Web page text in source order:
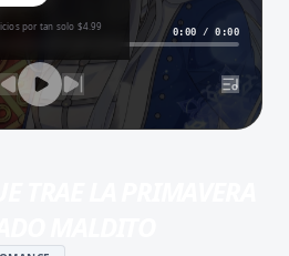
por tan solo $4.99 0:00 /0:00